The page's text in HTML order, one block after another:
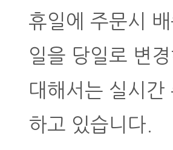
휴일에 주문시
일을 당일로 변
대해서는 실시간
하고 있습니다.